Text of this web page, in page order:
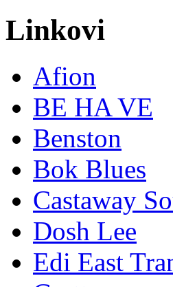
Linkovi
Afion
BE HA VE
Benston
Bok Blues
Castaway
Dosh Lee
Edi East